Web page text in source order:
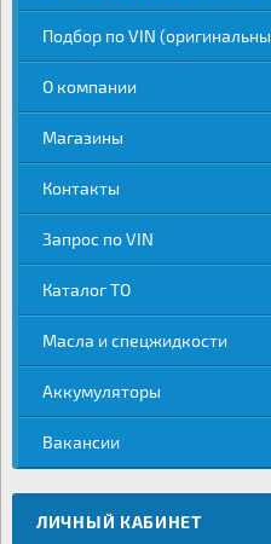
Подбор по VIN
О компании
Магазины
Контакты
Запрос по VIN
Каталог ТО
Масла и спецжидкости
Аккумуляторы
Вакансии
ЛИЧНЫЙ КАБИНЕТ